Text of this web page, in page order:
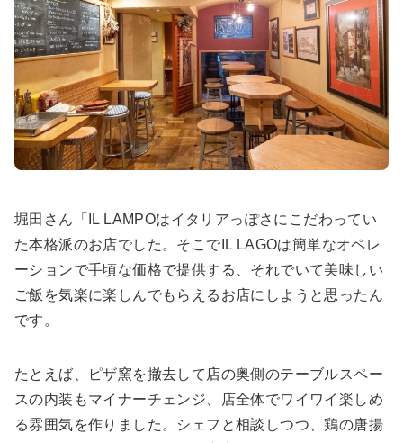
堀田さん「IL LAMPOはイタリアっぽさにこだわってい
た本格派のお店でした。そこでIL LAGOは簡単なオペレ
ーションで手頃な価格で提供する、それでいて美味しい
ご飯を気楽に楽しんでもらえるお店にしようと思ったん
です。
たとえば、ピザ窯を撤去して店の奥側のテーブルスペー
スの内装もマイナーチェンジ、店全体でワイワイ楽しめ
る雰囲気を作りました。シェフと相談しつつ、鶏の唐揚